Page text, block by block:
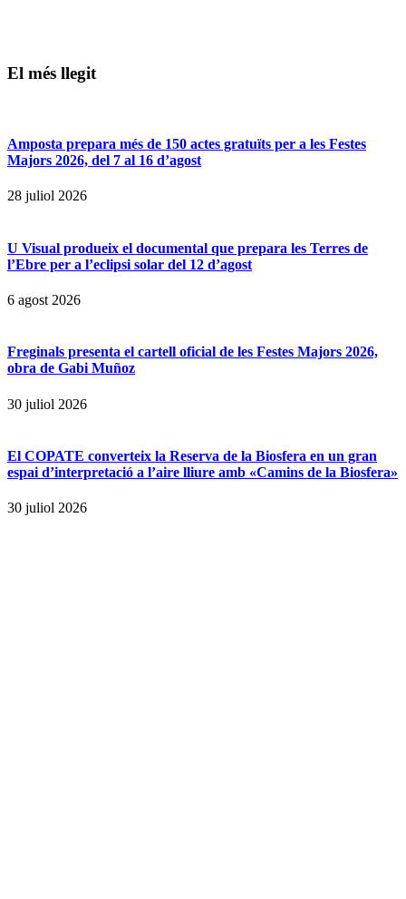
El més llegit
Amposta prepara més de 150 actes gratuïts per a les Festes
Majors 2026, del 7 al 16 d’agost
28 juliol 2026
U Visual produeix el documental que prepara les Terres de
l’Ebre per a l’eclipsi solar del 12 d’agost
6 agost 2026
Freginals presenta el cartell oficial de les Festes Majors 2026,
obra de Gabi Muñoz
30 juliol 2026
El COPATE converteix la Reserva de la Biosfera en un gran
espai d’interpretació a l’aire lliure amb «Camins de la Biosfera»
30 juliol 2026